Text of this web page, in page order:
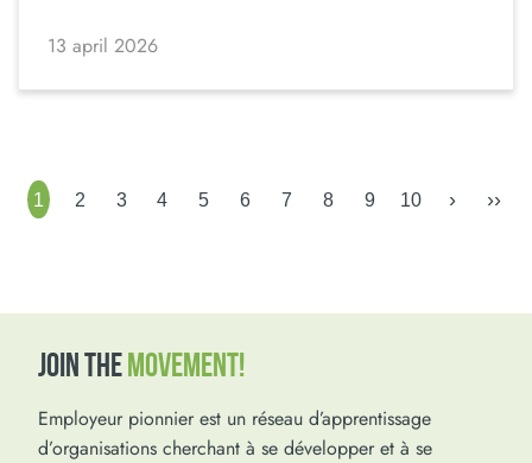
13 april 2026
1 2 3 4 5 6 7 8 9 10 › ››
JOIN THEMOVEMENT!
Employeur pionnier est un réseau d’apprentissage
d’organisations cherchant à se développer et à se